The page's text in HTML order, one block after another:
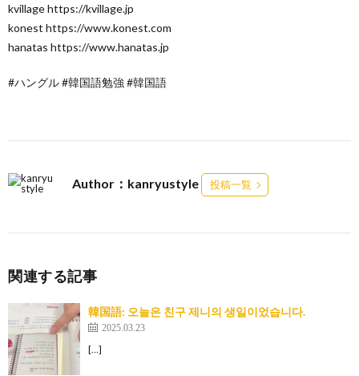
kvillage https://kvillage.jp
konest https://www.konest.com
hanatas https://www.hanatas.jp
#ハングル #韓国語勉強 #韓国語
Author：kanryustyle 投稿一覧
関連する記事
韓国語: 오늘은 친구 제니의 생일이었습니다.
2025.03.23
[…]